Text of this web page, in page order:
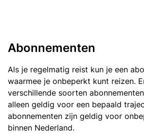
Abonnementen
Als je regelmatig reist kun je een
waarmee je onbeperkt kunt reizen.
verschillende soorten
alleen geldig voor een bepaald
abonnementen zijn geldig voor
binnen Nederland.